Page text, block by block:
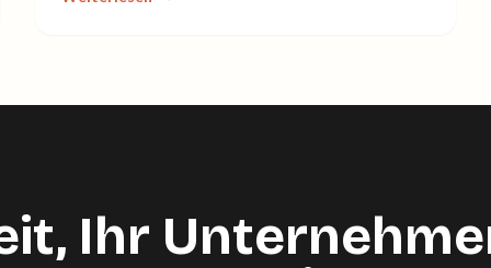
Ihr